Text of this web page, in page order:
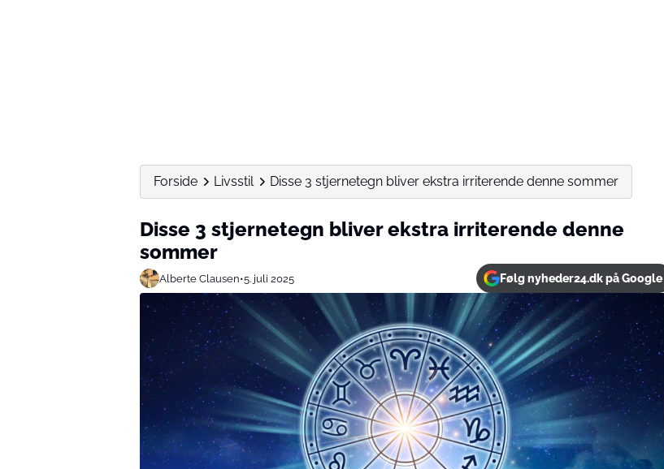
Forside Livsstil Disse 3 stjernetegn bliver ekstra irriterende denne sommer
Disse 3 stjernetegn bliver ekstra irriterende denne
sommer
Alberte Clausen•5. juli 2025 Følg nyheder24.dk på Google